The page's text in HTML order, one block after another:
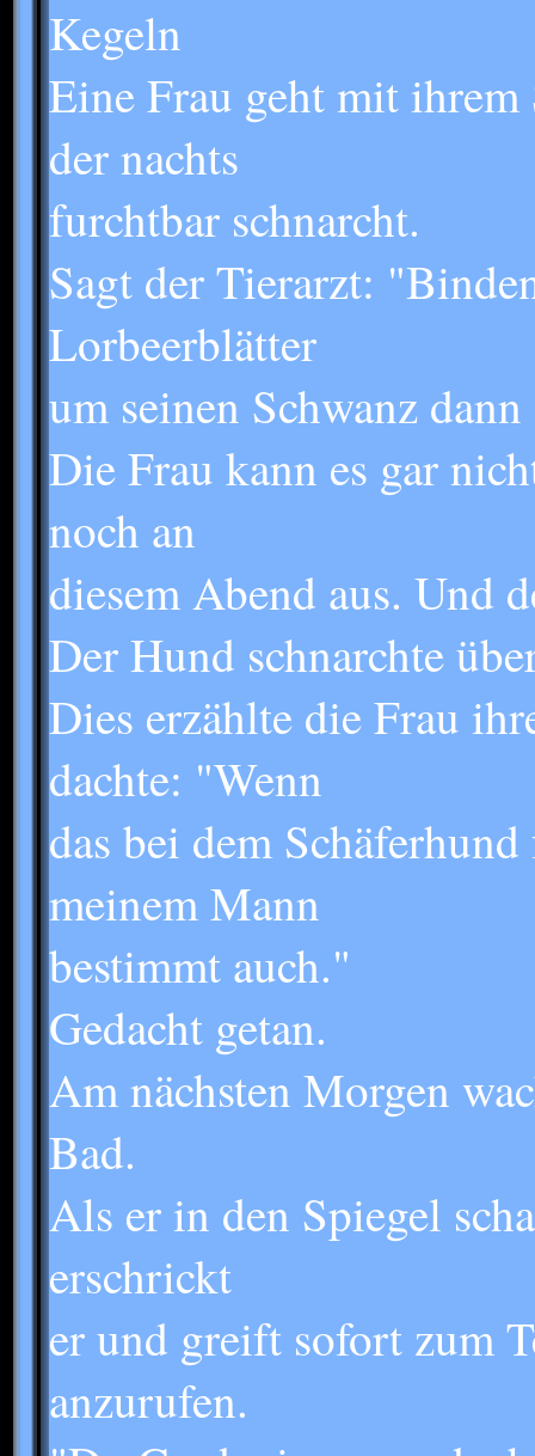
Kegeln
Eine Frau geht mit
der nachts
furchtbar schnarcht.
Sagt der Tierarzt:
Lorbeerblätter
um seinen Schwanz
Die Frau kann es gar
noch an
diesem Abend aus. Und
Der Hund schnarchte
Dies erzählte die Frau
dachte: "Wenn
das bei dem
meinem Mann
bestimmt auch."
Gedacht getan.
Am nächsten Morgen
Bad.
Als er in den Spiegel
erschrickt
er und greift sofort zum
anzurufen.